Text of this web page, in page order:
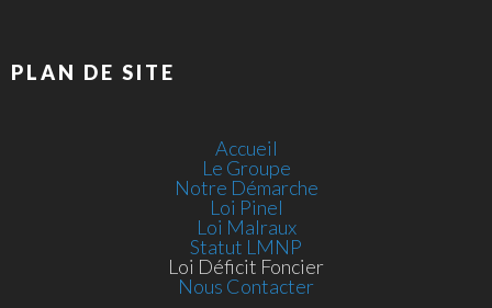
PLAN DE SITE
Accueil
Le Groupe
Notre Démarche
Loi Pinel
Loi Malraux
Statut LMNP
Loi Déficit Foncier
Nous Contacter